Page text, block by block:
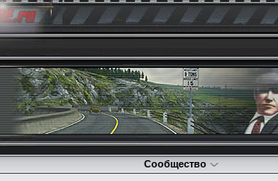
Сообщество